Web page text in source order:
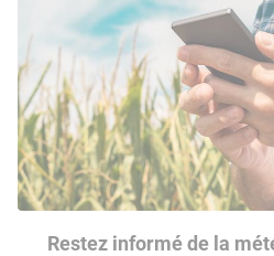
Restez informé de la